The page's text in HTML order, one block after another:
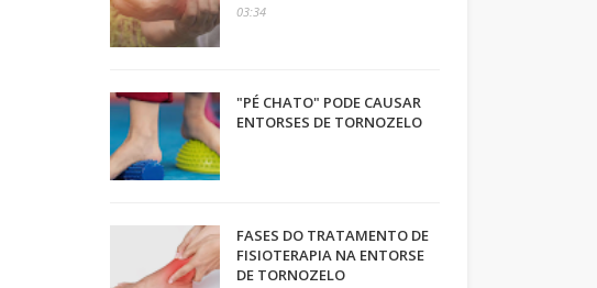
03:34
"PÉ CHATO" PODE CAUSAR
ENTORSES DE TORNOZELO
FASES DO TRATAMENTO DE
FISIOTERAPIA NA ENTORSE
DE TORNOZELO